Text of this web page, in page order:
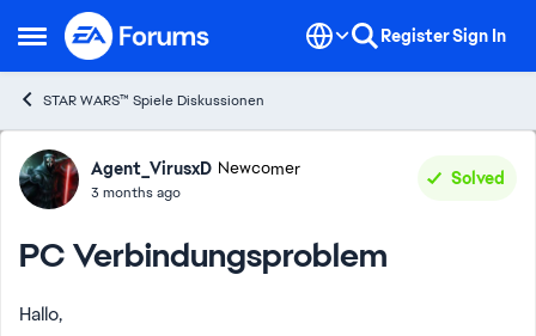
Open Side Menu
Skip to content RegisterSign In
STAR WARS™ Spiele Diskussionen
Forum Discussion
Agent_VirusxD Newcomer
3 months ago
Solved
PC Verbindungsproblem
Hallo,